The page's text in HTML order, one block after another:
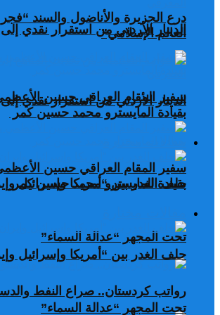
الدينار الأردني من استقرار نقدي
سفير المقام العراقي حسين
بقيادة المايسترو محمد حسين كمر
حلف الغدر بين “أمريكا وإسرائيل
تحت المجهر “عدالة السماء”
رواتب كردستان.. صراع النفط
درع الجزيرة والأناضول والسند
العالم الإسلامي”
الدينار الأردني من استقرار نقدي
سفير المقام العراقي حسين
بقيادة المايسترو محمد حسين كمر
حلف الغدر بين “أمريكا وإسرائيل
تحت المجهر “عدالة السماء”